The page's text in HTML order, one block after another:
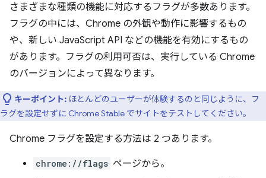
さまざまな種類の機能に対応するフラグが多数あります。
フラグの中には、Chrome の外観や動作に影響するもの
や、新しい JavaScript API などの機能を有効にするもの
があります。フラグの利用可否は、実行している Chrome
のバージョンによって異なります。
キーポイント: ほとんどのユーザーが体験するのと同じように、フ
ラグを設定せずに Chrome Stable でサイトをテストしてください。
Chrome フラグを設定する方法は 2 つあります。
chrome://flags ページから。